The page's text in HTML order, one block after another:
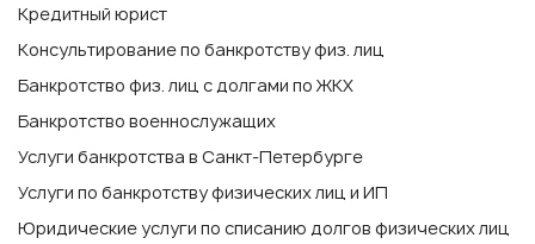
Кредитный юрист
Консультирование по банкротству физ. лиц
Банкротство физ. лиц с долгами по ЖКХ
Банкротство военнослужащих
Услуги банкротства в Санкт-Петербурге
Услуги по банкротству физических лиц и ИП
Юридические услуги по списанию долгов физических лиц